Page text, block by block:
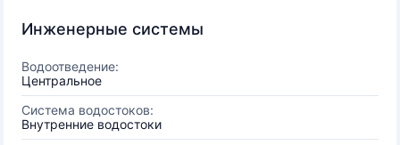
Инженерные системы
Водоотведение:
Центральное
Система водостоков:
Внутренние водостоки